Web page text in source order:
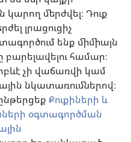
մերժվել։ Դուք
լրացուցիչ
ենք միմիայն
համար։
չի վաճառվի կամ
նկատառումներով։
Քուքիների և
օգտագործման